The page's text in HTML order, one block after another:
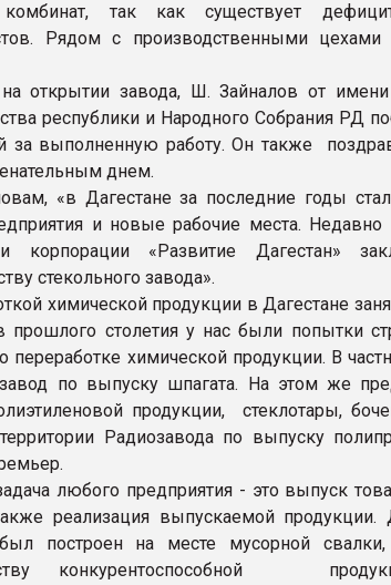
так как существует
Рядом с производственными цехами
открытии завода, Ш. Зайналов от имени
республики и Народного Собрания РД
за выполненную работу. Он также
днем.
«в Дагестане за последние годы
и новые рабочие места.
корпорации «Развитие Дагестан»
стекольного завода».
химической продукции в Дагестане
прошлого столетия у нас были попытки
переработке химической продукции. В
завод по выпуску шпагата. На этом же
продукции, стеклотары,
Радиозавода по выпуску
любого предприятия - это выпуск
реализация выпускаемой продукции.
построен на месте мусорной
конкурентоспособной